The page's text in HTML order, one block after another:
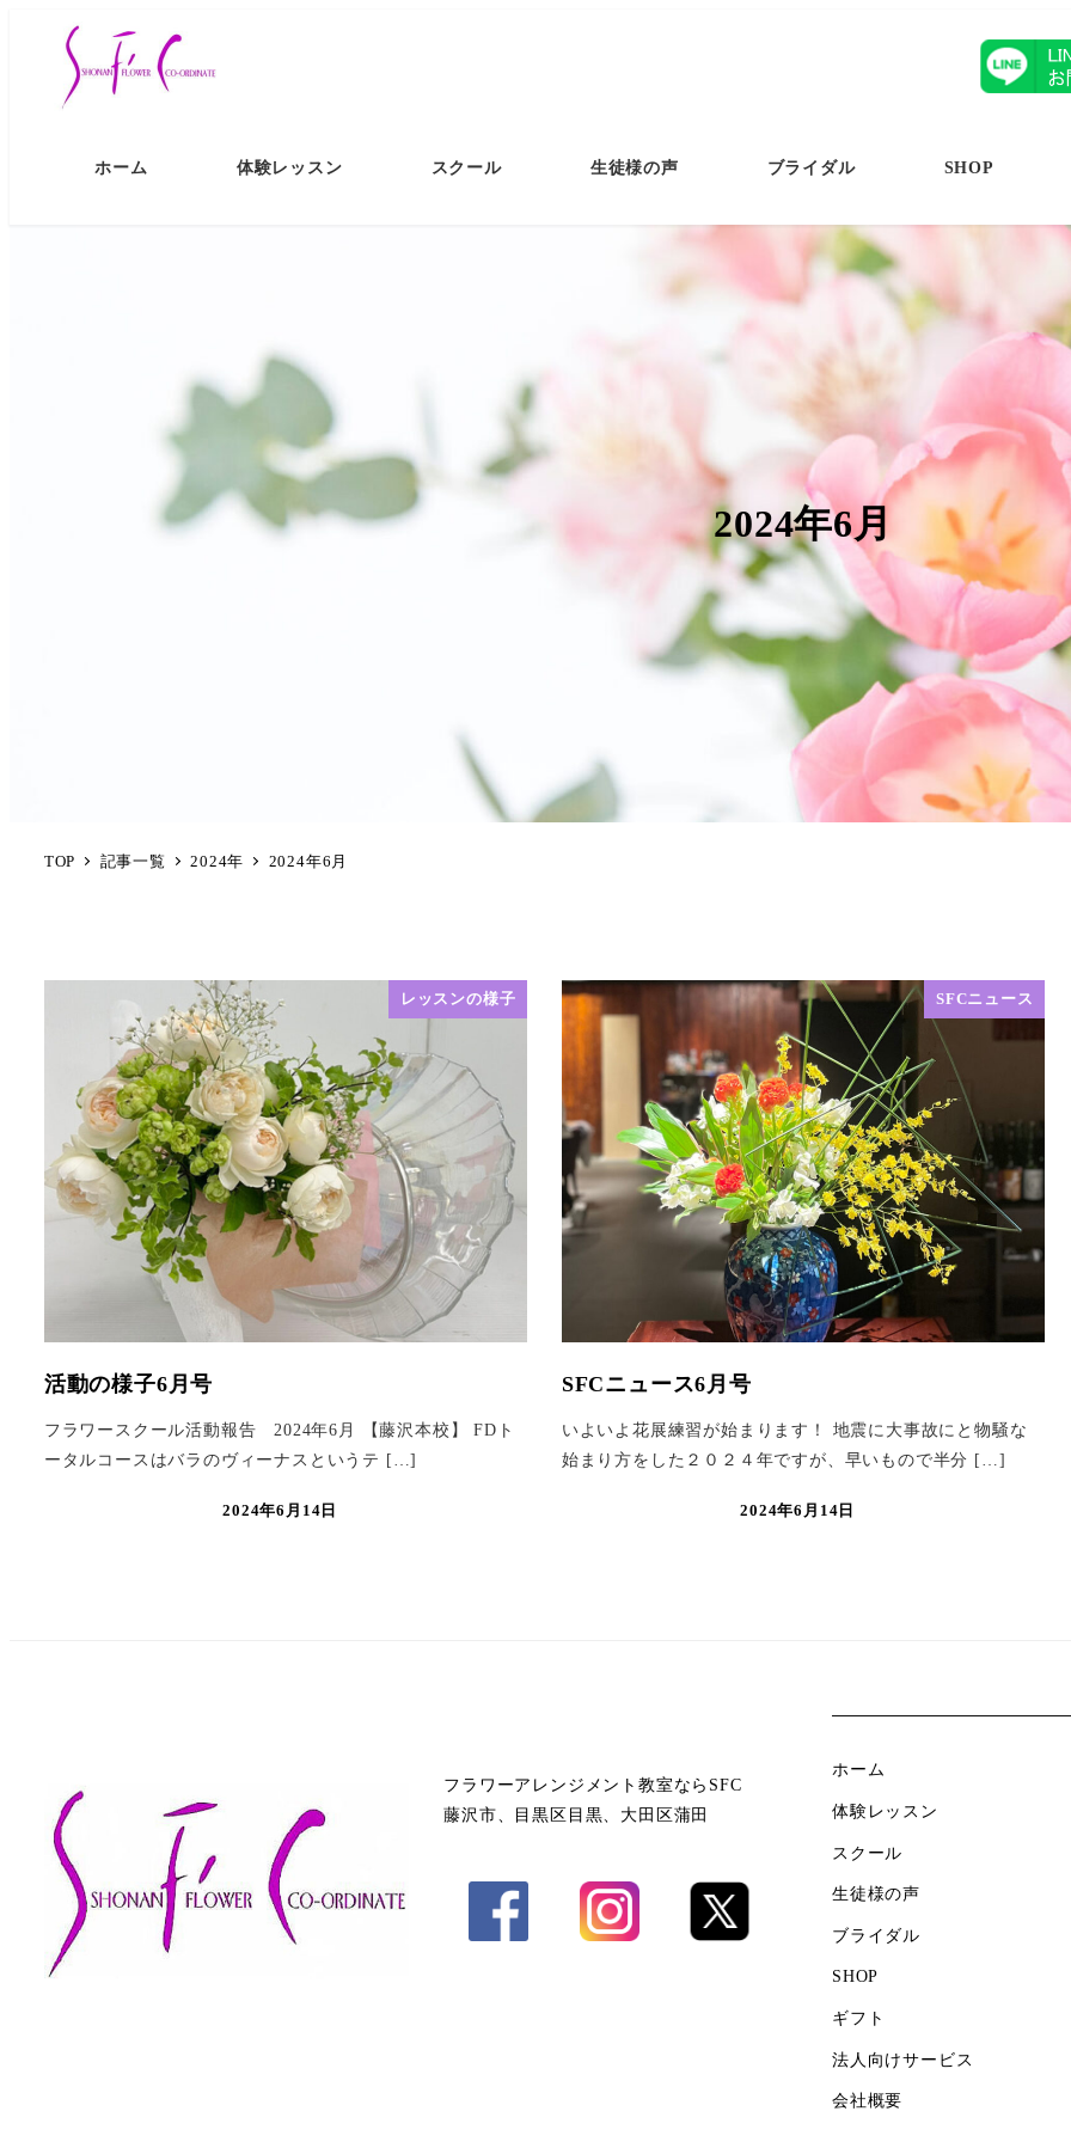
ホーム 体験レッスン スクール 生徒様の声 ブライダル SHOP
2024年6月
TOP 記事一覧 2024年 2024年6月
レッスンの様子
活動の様子6月号
フラワースクール活動報告 2024年6月 【藤沢本校】 FDト
ータルコースはバラのヴィーナスというテ […]
2024年6月14日
SFCニュース
SFCニュース6月号
いよいよ花展練習が始まります！ 地震に大事故にと物騒な
始まり方をした２０２４年ですが、早いもので半分 […]
2024年6月14日
フラワーアレンジメント教室ならSFC
藤沢市、目黒区目黒、大田区蒲田
ホーム
体験レッスン
スクール
生徒様の声
ブライダル
SHOP
ギフト
法人向けサービス
会社概要